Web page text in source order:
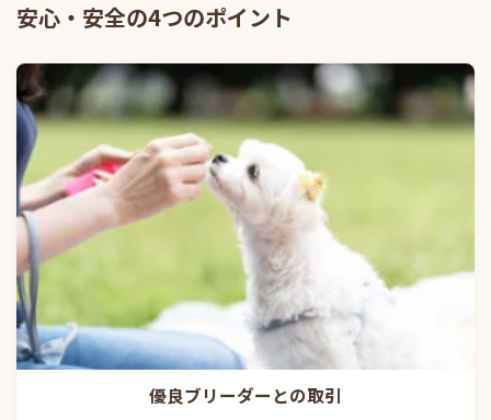
安心・安全の4つのポイント
優良ブリーダーとの取引